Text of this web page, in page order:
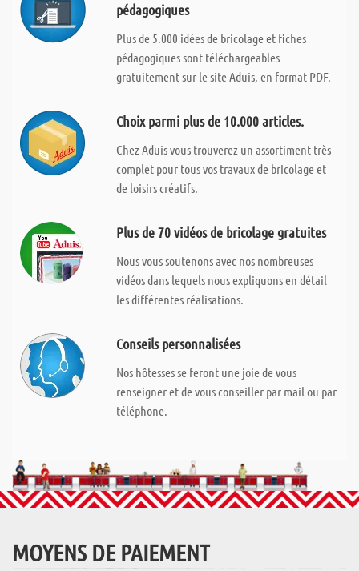
pédagogiques
Plus de 5.000 idées de bricolage et fiches
pédagogiques sont téléchargeables
gratuitement sur le site Aduis, en format PDF.
Choix parmi plus de 10.000 articles.
Chez Aduis vous trouverez un assortiment très
complet pour tous vos travaux de bricolage et
de loisirs créatifs.
Plus de 70 vidéos de bricolage gratuites
Nous vous soutenons avec nos nombreuses
vidéos dans lequels nous expliquons en détail
les différentes réalisations.
Conseils personnalisées
Nos hôtesses se feront une joie de vous
renseigner et de vous conseiller par mail ou par
téléphone.
MOYENS DE PAIEMENT